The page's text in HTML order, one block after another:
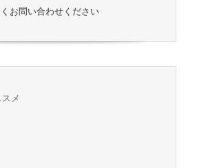
お問い合わせください
メ